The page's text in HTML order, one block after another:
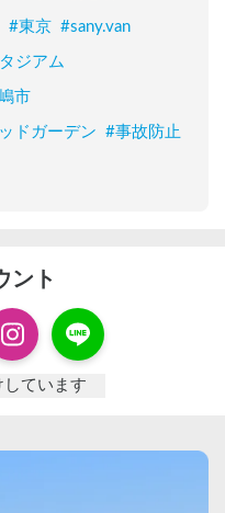
#東京 #sany.van
ジアム
市
ドガーデン #事故防止
ント
ています